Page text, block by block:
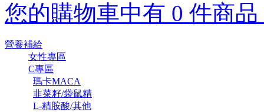
您的購物車中有 0 件商
營養補給
女性專區
C專區
瑪卡MACA
韭菜籽/袋鼠精
L-精胺酸/其他